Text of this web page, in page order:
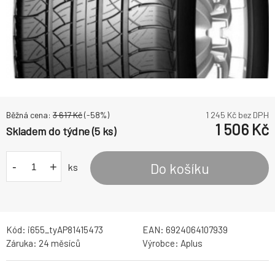
Běžná cena: 3 617Kč(-58%) 1 245 Kč bez DPH
Skladem do týdne (5 ks) 1 506 Kč
- + ks Do košíku
Kód: i655_tyAP81415473 EAN: 6924064107939
Záruka: 24 měsíců Výrobce: Aplus